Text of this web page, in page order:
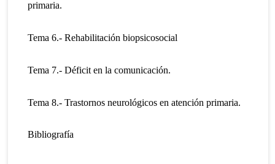
primaria.
Tema 6.- Rehabilitación biopsicosocial
Tema 7.- Déficit en la comunicación.
Tema 8.- Trastornos neurológicos en atención primaria.
Bibliografía